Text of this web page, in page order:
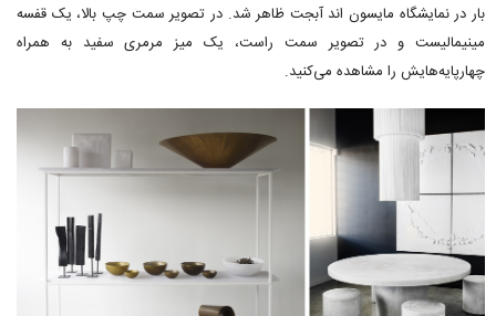
بار در نمایشگاه مایسون اند آبجت ظاهر شد. در تصویر سمت چپ بالا، یک قفسه
مینیمالیست و در تصویر سمت راست، یک میز مرمری سفید به همراه
چهارپایه‌هایش را مشاهده می‌کنید.